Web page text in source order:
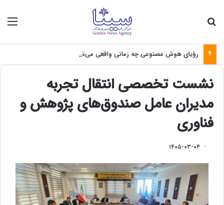
رؤیای هوش مصنوعی چه زمانی واقعی می‌شود؟
نشست تخصصی انتقال تجربه
مدیران عامل صندوق‌های پژوهش و
فناوری
۱۴۰۵-۰۳-۰۴